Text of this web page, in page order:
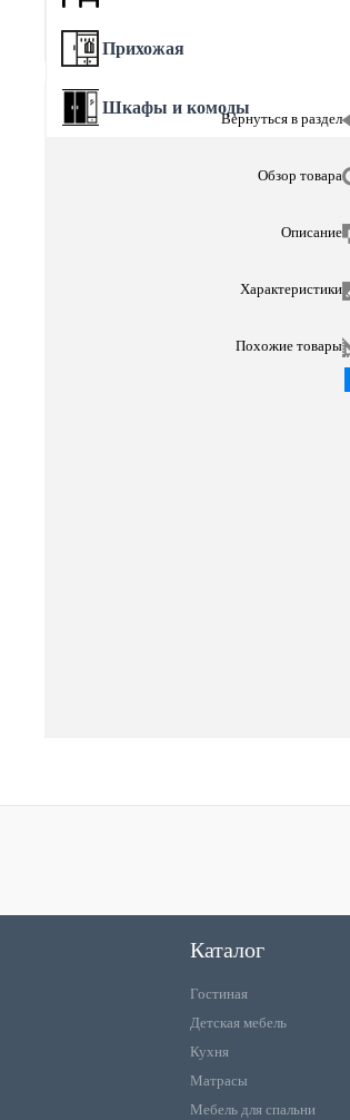
Прихожая
Шкафы и комоды
Вернуться в раздел
Обзор товара
Описание
Характеристики
Похожие товары
Каталог
Гостиная
Детская мебель
Кухня
Матрасы
Мебель для спальни